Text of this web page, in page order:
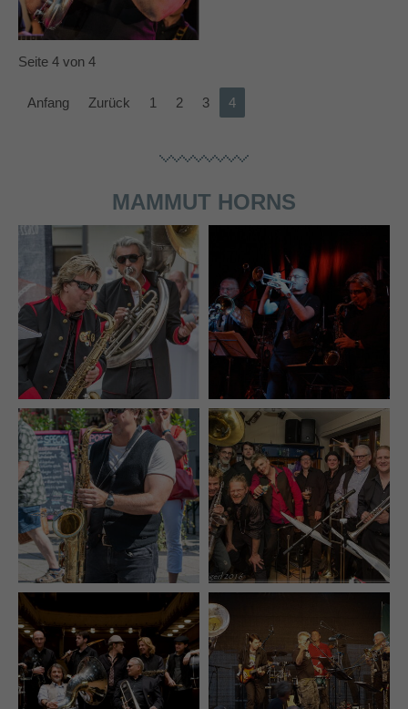
info@yourdomain.com
About us
Lorem ipsum dolor sit amet, consectetuer
adipiscing elit.
Cum sociis natoque penatibus et magnis dis parturient
Seite 4 von 4
Anfang Zurück 1 2 3 4
MAMMUT HORNS